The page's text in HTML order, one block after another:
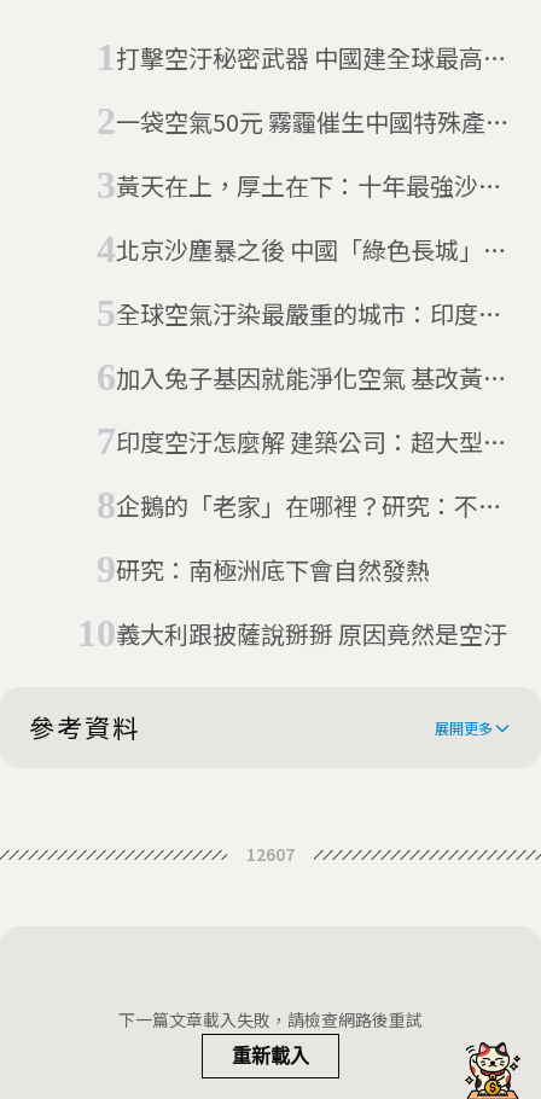
打擊空汙秘密武器 中國建全球最高空
一袋空氣50元 霧霾催生中國特殊產品
黃天在上，厚土在下：十年最強沙塵
北京沙塵暴之後 中國「綠色長城」何
全球空氣汙染最嚴重的城市：印度新
加入兔子基因就能淨化空氣 基改黃金
印度空汙怎麼解 建築公司：超大型空
企鵝的「老家」在哪裡？研究：不是
研究：南極洲底下會自然發熱
義大利跟披薩說掰掰 原因竟然是空汙
參考資料 展開更多
kind study
12607
下一篇文章載入失敗，請檢查網路後重試
重新載入